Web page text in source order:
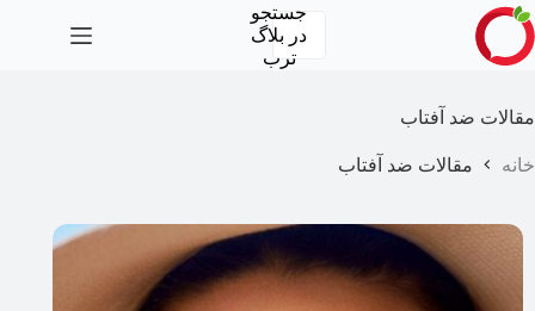
پرش
به
محتوا
جستجو
در بلاگ
ترب
مقالات ضد آفتاب
خانه مقالات ضد آفتاب